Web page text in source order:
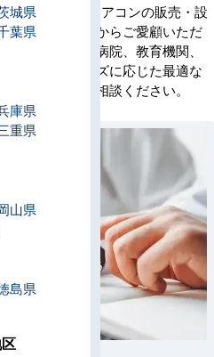
初より業務用エアコンの販売・設
多くのお客様からご愛顧いただ
ビル、工場、病院、教育機関、
の業域やニーズに応じた最適な
ひお気軽にご相談ください。
城県
葉県
庫県
重県
山県
島県